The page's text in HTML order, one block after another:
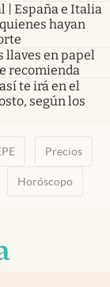
| España e Italia
hayan
llaves en papel
recomienda
te irá en el
según los
Precios
Horóscopo
pestaña
nueva pestaña
en nueva pestaña